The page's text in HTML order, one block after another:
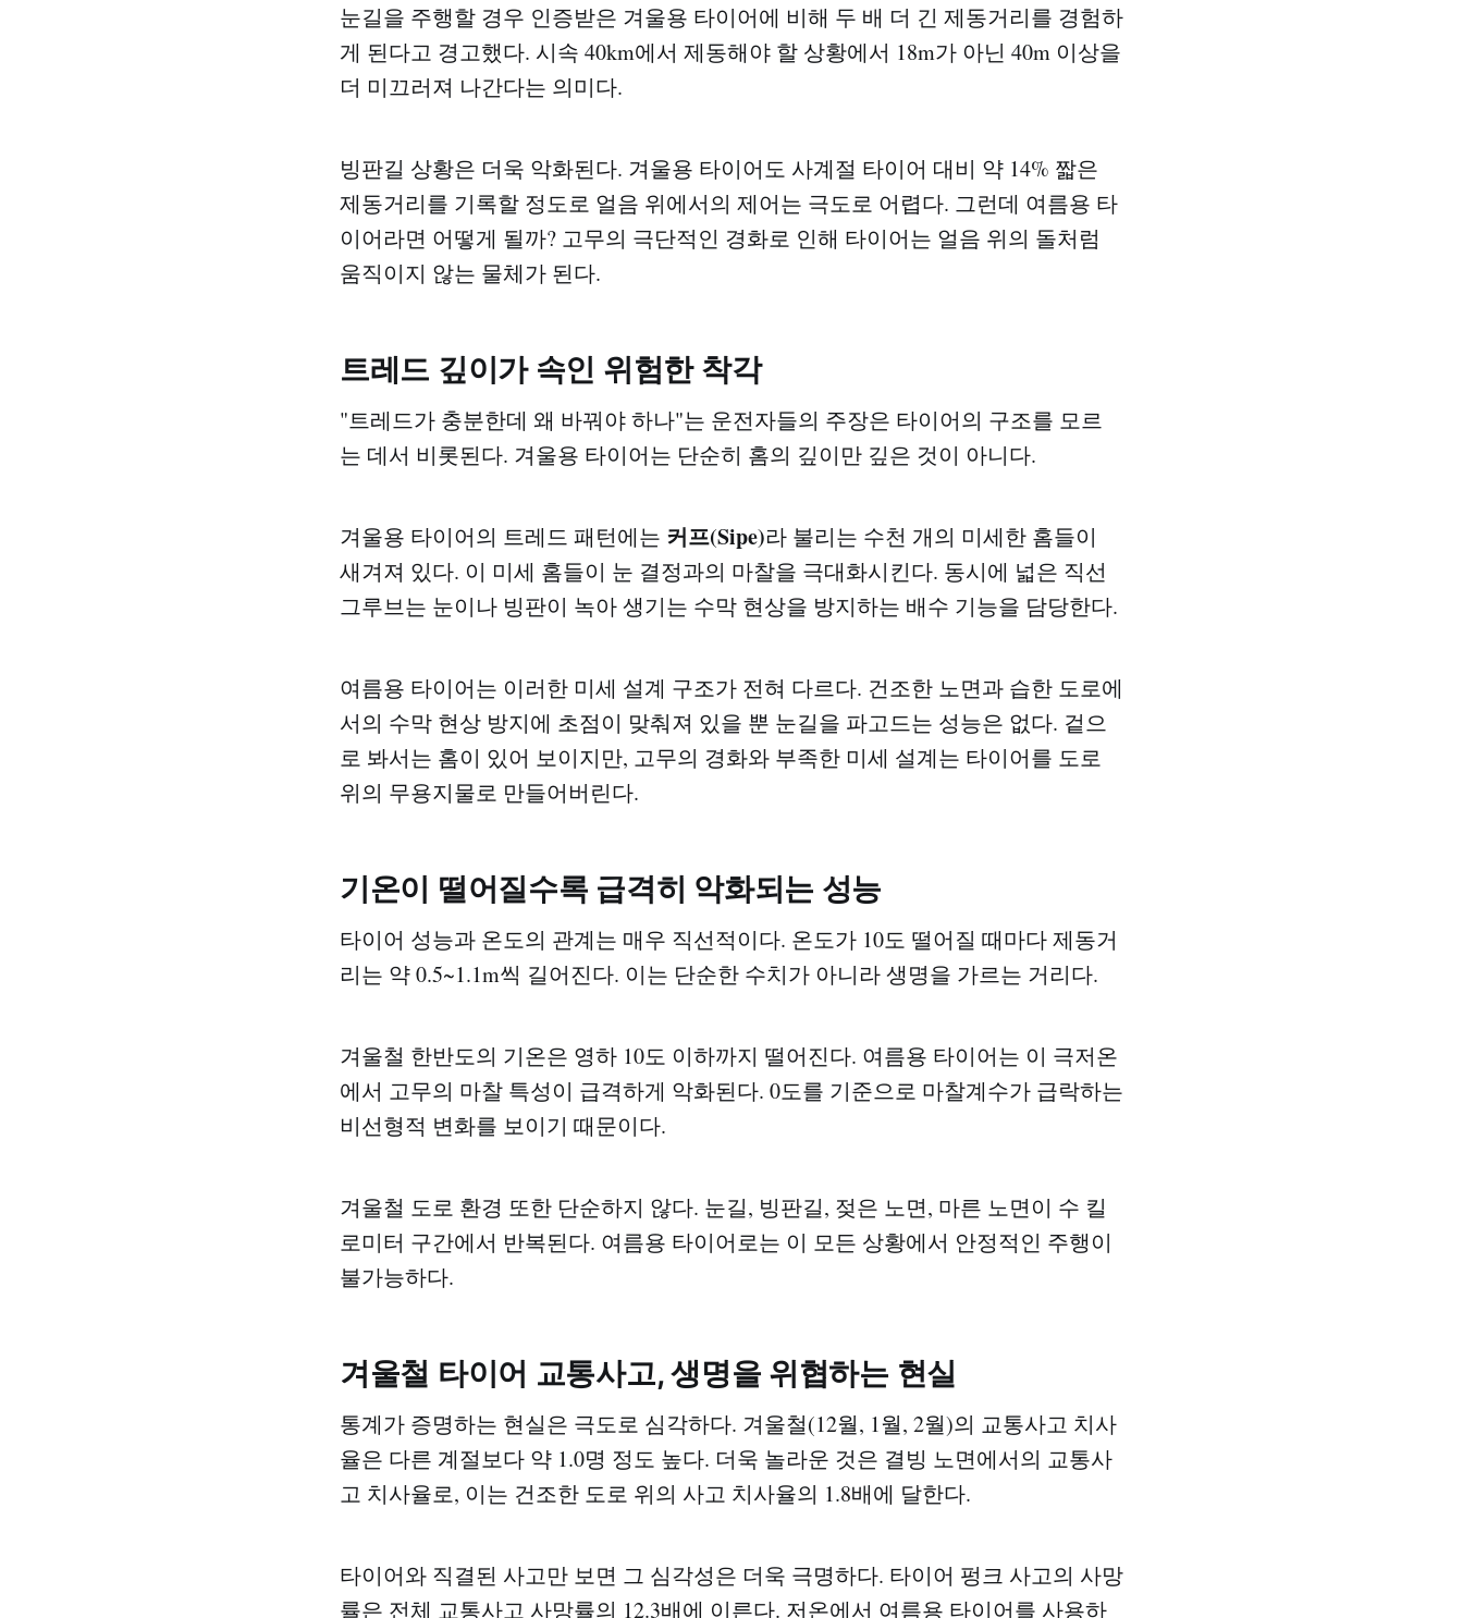
눈길을 주행할 경우 인증받은 겨울용 타이어에 비해 두 배 더 긴 제동거리를 경험하
게 된다고 경고했다. 시속 40km에서 제동해야 할 상황에서 18m가 아닌 40m 이상을
더 미끄러져 나간다는 의미다.
빙판길 상황은 더욱 악화된다. 겨울용 타이어도 사계절 타이어 대비 약 14% 짧은
제동거리를 기록할 정도로 얼음 위에서의 제어는 극도로 어렵다. 그런데 여름용 타
이어라면 어떻게 될까? 고무의 극단적인 경화로 인해 타이어는 얼음 위의 돌처럼
움직이지 않는 물체가 된다.
트레드 깊이가 속인 위험한 착각
"트레드가 충분한데 왜 바꿔야 하나"는 운전자들의 주장은 타이어의 구조를 모르
는 데서 비롯된다. 겨울용 타이어는 단순히 홈의 깊이만 깊은 것이 아니다.
겨울용 타이어의 트레드 패턴에는 커프(Sipe)라 불리는 수천 개의 미세한 홈들이
새겨져 있다. 이 미세 홈들이 눈 결정과의 마찰을 극대화시킨다. 동시에 넓은 직선
그루브는 눈이나 빙판이 녹아 생기는 수막 현상을 방지하는 배수 기능을 담당한다.
여름용 타이어는 이러한 미세 설계 구조가 전혀 다르다. 건조한 노면과 습한 도로에
서의 수막 현상 방지에 초점이 맞춰져 있을 뿐 눈길을 파고드는 성능은 없다. 겉으
로 봐서는 홈이 있어 보이지만, 고무의 경화와 부족한 미세 설계는 타이어를 도로
위의 무용지물로 만들어버린다.
기온이 떨어질수록 급격히 악화되는 성능
타이어 성능과 온도의 관계는 매우 직선적이다. 온도가 10도 떨어질 때마다 제동거
리는 약 0.5~1.1m씩 길어진다. 이는 단순한 수치가 아니라 생명을 가르는 거리다.
겨울철 한반도의 기온은 영하 10도 이하까지 떨어진다. 여름용 타이어는 이 극저온
에서 고무의 마찰 특성이 급격하게 악화된다. 0도를 기준으로 마찰계수가 급락하는
비선형적 변화를 보이기 때문이다.
겨울철 도로 환경 또한 단순하지 않다. 눈길, 빙판길, 젖은 노면, 마른 노면이 수 킬
로미터 구간에서 반복된다. 여름용 타이어로는 이 모든 상황에서 안정적인 주행이
불가능하다.
겨울철 타이어 교통사고, 생명을 위협하는 현실
통계가 증명하는 현실은 극도로 심각하다. 겨울철(12월, 1월, 2월)의 교통사고 치사
율은 다른 계절보다 약 1.0명 정도 높다. 더욱 놀라운 것은 결빙 노면에서의 교통사
고 치사율로, 이는 건조한 도로 위의 사고 치사율의 1.8배에 달한다.
타이어와 직결된 사고만 보면 그 심각성은 더욱 극명하다. 타이어 펑크 사고의 사망
률은 전체 교통사고 사망률의 12.3배에 이른다. 저온에서 여름용 타이어를 사용하